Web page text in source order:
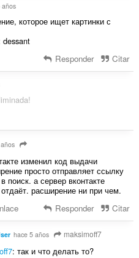
años
которое ищет картинки с
dessant
Responder Citar
изменил код выдачи
просто отправляет ссылку
поиск. а сервер вконтакте
расширение ни при чем.
Responder Citar
hace 5 años maksimoff7
: так и что делать то?